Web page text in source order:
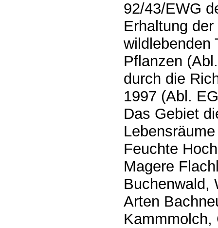
92/43/EWG
Erhaltung
wildlebenden
Pflanzen
durch die
1997 (Abl.
Das Gebiet
Feuchte
Magere
Buchenwald,
Arten
Kammmolch,